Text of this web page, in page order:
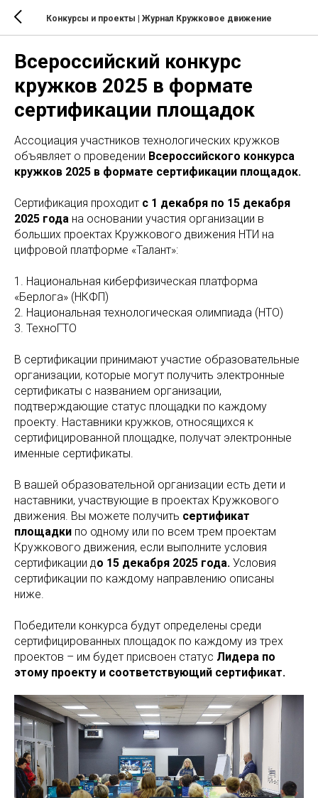
Конкурсы и проекты | Журнал Кружковое движение
Всероссийский конкурс
кружков 2025 в формате
сертификации площадок
Ассоциация участников технологических кружков
объявляет о проведении Всероссийского конкурса
кружков 2025 в формате сертификации площадок.
Сертификация проходит с 1 декабря по 15 декабря
2025 года на основании участия организации в
больших проектах Кружкового движения НТИ на
цифровой платформе «Талант»:
1. Национальная киберфизическая платформа
«Берлога» (НКФП)
2. Национальная технологическая олимпиада (НТО)
3. ТехноГТО
В сертификации принимают участие образовательные
организации, которые могут получить электронные
сертификаты с названием организации,
подтверждающие статус площадки по каждому
проекту. Наставники кружков, относящихся к
сертифицированной площадке, получат электронные
именные сертификаты.
В вашей образовательной организации есть дети и
наставники, участвующие в проектах Кружкового
движения. Вы можете получить сертификат
площадки по одному или по всем трем проектам
Кружкового движения, если выполните условия
сертификации до 15 декабря 2025 года. Условия
сертификации по каждому направлению описаны
ниже.
Победители конкурса будут определены среди
сертифицированных площадок по каждому из трех
проектов – им будет присвоен статус Лидера по
этому проекту и соответствующий сертификат.